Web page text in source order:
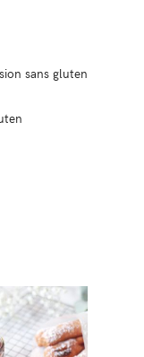
sans gluten